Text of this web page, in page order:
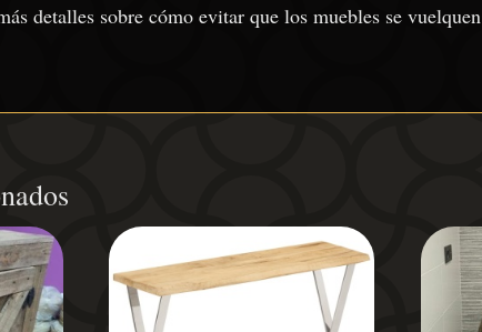
detalles sobre cómo evitar que los muebles se vuelquen